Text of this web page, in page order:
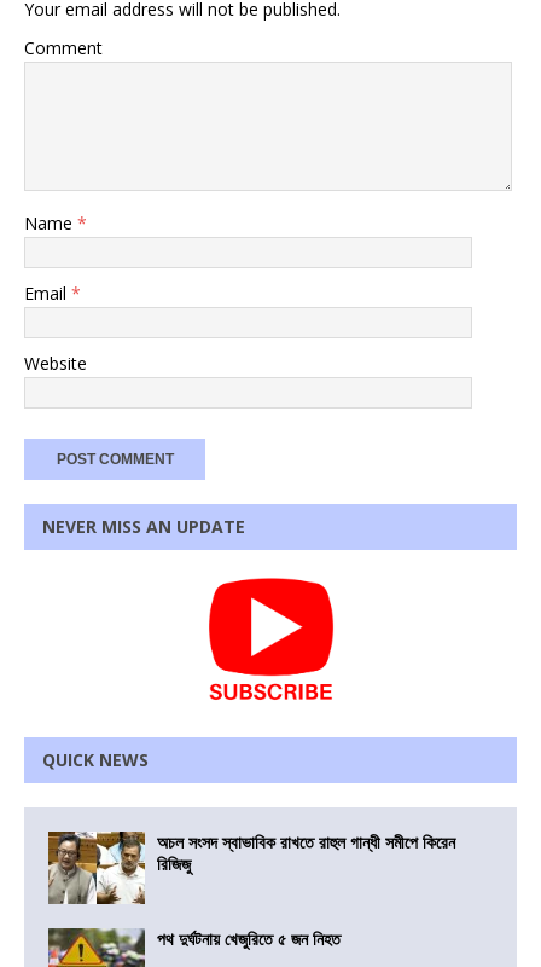
Your email address will not be published.
Comment
Name *
Email *
Website
NEVER MISS AN UPDATE
QUICK NEWS
অচল সংসদ স্বাভাবিক রাখতে রাহুল গান্ধী সমীপে কিরেন
রিজিজু
পথ দুর্ঘটনায় খেজুরিতে ৫ জন নিহত